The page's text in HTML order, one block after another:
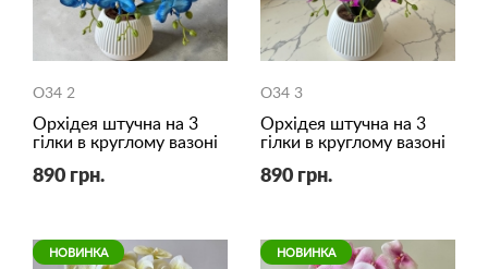
O34 2
Орхідея штучна на 3
гілки в круглому вазоні
890 грн.
O34 3
Орхідея штучна на 3
гілки в круглому вазоні
890 грн.
НОВИНКА НОВИНКА